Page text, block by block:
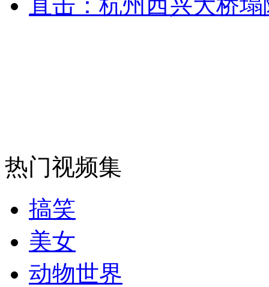
热门视频集
搞笑
美女
动物世界